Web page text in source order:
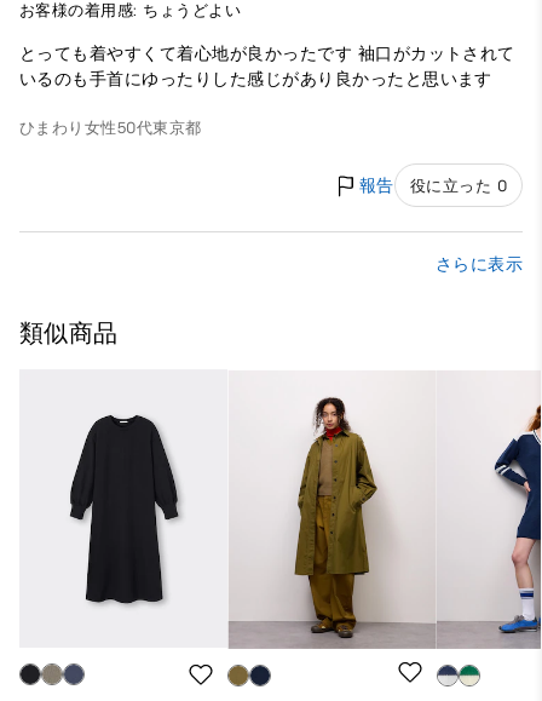
お客様の着用感: ちょうどよい
とっても着やすくて着心地が良かったです 袖口がカットされて
いるのも手首にゆったりした感じがあり良かったと思います
ひまわり 女性50代東京都
報告 役に立った 0
さらに表示
類似商品